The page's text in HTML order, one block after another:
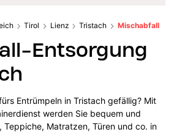
Tirol Lienz Tristach Mischabfall
Entsorgung
Entrümpeln in Tristach gefällig? Mit
werden Sie bequem und
Teppiche, Matratzen, Türen und co. in